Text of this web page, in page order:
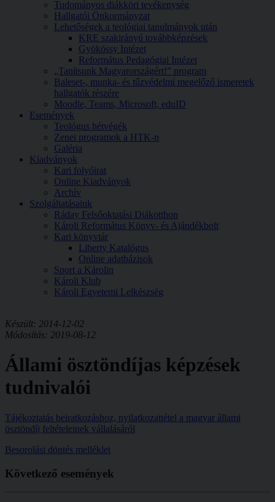
Tudományos diákköri tevékenység
Hallgatói Önkormányzat
Lehetőségek a teológiai tanulmányok után
KRE szakirányú továbbképzések
Gyökössy Intézet
Református Pedagógiai Intézet
„Tanítsunk Magyarországért!” program
Baleset-, munka- és tűzvédelmi megelőző ismeretek
hallgatók részére
Moodle, Teams, Microsoft, eduID
Események
Teológus hétvégék
Zenei programok a HTK-n
Galéria
Kiadványok
Kari folyóirat
Online Kiadványok
Archív
Szolgáltatásaink
Ráday Felsőoktatási Diákotthon
Károli Református Könyv- és Ajándékbolt
Kari könyvtár
Liberty Katalógus
Online adatbázisok
Sport a Károlin
Károli Klub
Károli Egyetemi Lelkészség
Készült: 2014-12-02
Módosítás: 2019-08-12
Állami ösztöndíjas képzések
tudnivalói
Tájékoztatás beiratkozáshoz, nyilatkozattétel a magyar állami
ösztöndíj feltételeinek vállalásáról
Besorolási döntés melléklet
Következő események